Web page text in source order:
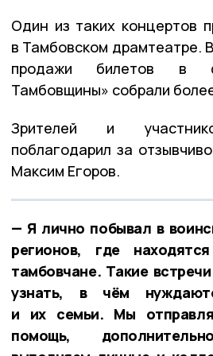
Один из таких концертов
в Тамбовском драмтеатре.
продажи билетов в
Тамбовщины» собрали
Зрителей и
поблагодарил за
Максим Егоров.
— Я лично побывал в
регионов, где
тамбовчане. Такие
узнать, в чём
и их семьи. Мы
помощь,